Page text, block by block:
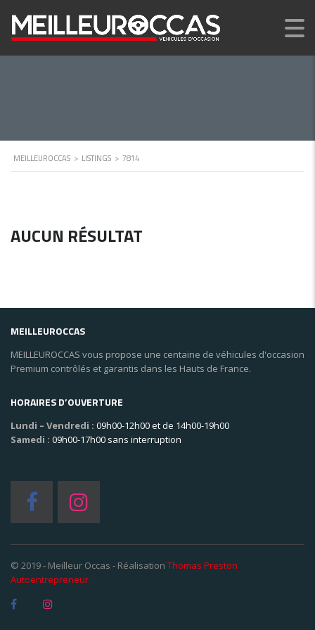
MEILLEUROCCAS > LISTINGS > 7814
AUCUN RÉSULTAT
MEILLEUROCCAS
MEILLEUROCCAS vous propose une centaine de véhicules d'occasion
Premium contrôlés et garantis dans les Hauts de France.
HORAIRES D’OUVERTURE
Lundi – Vendredi : 09h00-12h00 et de 14h00-19h00
Samedi : 09h00-17h00 sans interruption
© 2019 - Meilleur Occas - Réalisation Thomas Preston
Autoentrepreneur